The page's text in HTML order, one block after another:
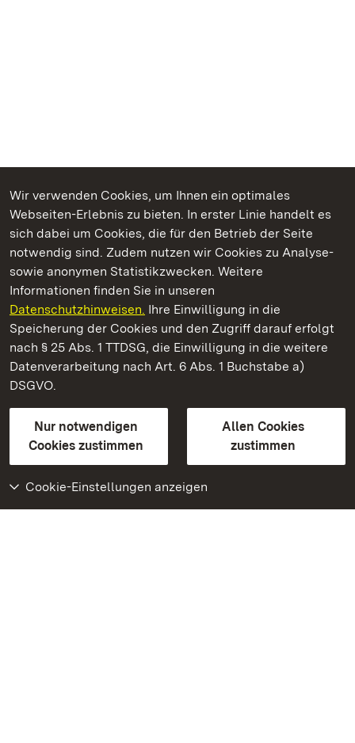
Wir verwenden Cookies, um Ihnen ein optimales
Webseiten-Erlebnis zu bieten. In erster Linie handelt es
sich dabei um Cookies, die für den Betrieb der Seite
notwendig sind. Zudem nutzen wir Cookies zu Analyse-
sowie anonymen Statistikzwecken. Weitere
Informationen finden Sie in unseren
Datenschutzhinweisen. Ihre Einwilligung in die
Speicherung der Cookies und den Zugriff darauf erfolgt
nach § 25 Abs. 1 TTDSG, die Einwilligung in die weitere
Datenverarbeitung nach Art. 6 Abs. 1 Buchstabe a)
DSGVO.
Nur notwendigen
Cookies zustimmen
Allen Cookies
zustimmen
Cookie-Einstellungen anzeigen
Kommen. Staunen. Genießen.
Staatliche Schlösser und Gärten Baden‑Württemberg
Staatliche Schlösser und Gärten Baden-Württemberg
Kontakt
GebärdenspracheLeichte Sprache
Erklärung zur Barrierefreiheit
BITV-konform (geprüfte Seiten)
Weiteres